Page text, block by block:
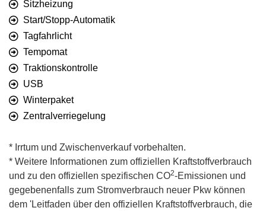
Sitzheizung
Start/Stopp-Automatik
Tagfahrlicht
Tempomat
Traktionskontrolle
USB
Winterpaket
Zentralverriegelung
* Irrtum und Zwischenverkauf vorbehalten.
* Weitere Informationen zum offiziellen Kraftstoffverbrauch
und zu den offiziellen spezifischen CO2-Emissionen und
gegebenenfalls zum Stromverbrauch neuer Pkw können
dem 'Leitfaden über den offiziellen Kraftstoffverbrauch, die